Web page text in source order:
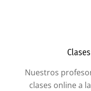
Nuestros
clases online a